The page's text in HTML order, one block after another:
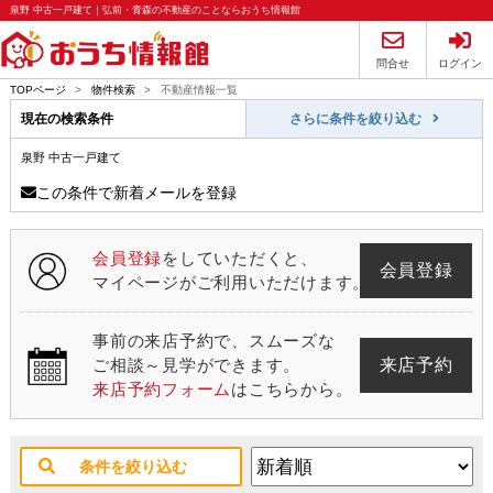
泉野 中古一戸建て｜弘前・青森の不動産のことならおうち情報館
問合せ ログイン
TOPページ > 物件検索 > 不動産情報一覧
現在の検索条件 さらに条件を絞り込む
泉野 中古一戸建て
この条件で新着メールを登録
会員登録をしていただくと、
マイページがご利用いただけます。
会員登録
事前の来店予約で、スムーズな
ご相談～見学ができます。
来店予約フォーム はこちらから。
来店予約
条件を絞り込む